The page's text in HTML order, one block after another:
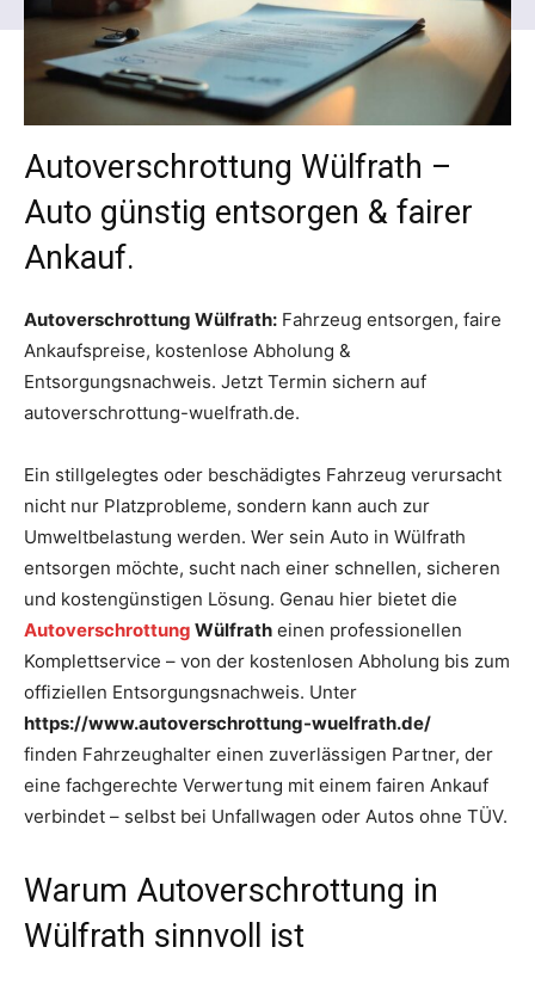
Autoverschrottung Wülfrath –
Auto günstig entsorgen & fairer
Ankauf.
Autoverschrottung Wülfrath: Fahrzeug entsorgen, faire
Ankaufspreise, kostenlose Abholung &
Entsorgungsnachweis. Jetzt Termin sichern auf
autoverschrottung-wuelfrath.de.
Ein stillgelegtes oder beschädigtes Fahrzeug verursacht
nicht nur Platzprobleme, sondern kann auch zur
Umweltbelastung werden. Wer sein Auto in Wülfrath
entsorgen möchte, sucht nach einer schnellen, sicheren
und kostengünstigen Lösung. Genau hier bietet die
Autoverschrottung Wülfrath einen professionellen
Komplettservice – von der kostenlosen Abholung bis zum
offiziellen Entsorgungsnachweis. Unter
https://www.autoverschrottung-wuelfrath.de/
finden Fahrzeughalter einen zuverlässigen Partner, der
eine fachgerechte Verwertung mit einem fairen Ankauf
verbindet – selbst bei Unfallwagen oder Autos ohne TÜV.
Warum Autoverschrottung in
Wülfrath sinnvoll ist